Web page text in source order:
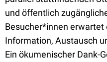
und öffentlich
Besucher*innen
Information, Austausch
Ein ökumenischer Dank-